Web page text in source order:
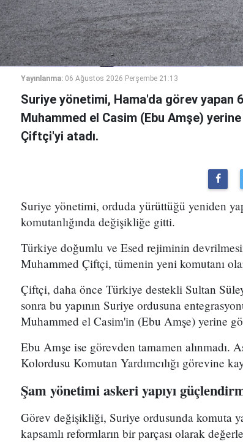
Yayınlanma: 06 Ağustos 2026 Perşembe 21:13
Suriye yönetimi, Hama'da görev yapan
Muhammed el Casim (Ebu Amşe)
Çiftçi'yi atadı.
Suriye yönetimi, orduda yürüttüğü yeniden
komutanlığında değişikliğe gitti.
Türkiye doğumlu ve Esed rejiminin
Muhammed Çiftçi, tümenin yeni komutanı
Çiftçi, daha önce Türkiye destekli Sultan
sonra bu yapının Suriye ordusuna
Muhammed el Casim'in (Ebu Amşe) yerine
Ebu Amşe ise görevden tamamen
Kolordusu Komutan Yardımcılığı görevine
Şam yönetimi askeri yapıyı
Görev değişikliği, Suriye ordusunda komuta
kapsamlı reformların bir parçası olarak